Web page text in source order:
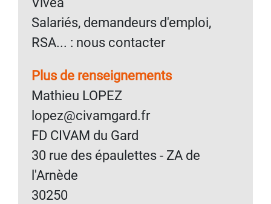
Salariés, demandeurs d'emploi,
RSA... : nous contacter
Plus de renseignements
Mathieu LOPEZ
lopez@civamgard.fr
FD CIVAM du Gard
30 rue des épaulettes - ZA de
l'Arnède
30250